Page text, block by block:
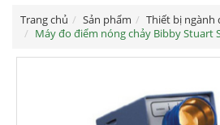
Trang chủ Sản phẩm
Thiết bị ngành
Máy đo điểm nóng chảy Bibby Stuart